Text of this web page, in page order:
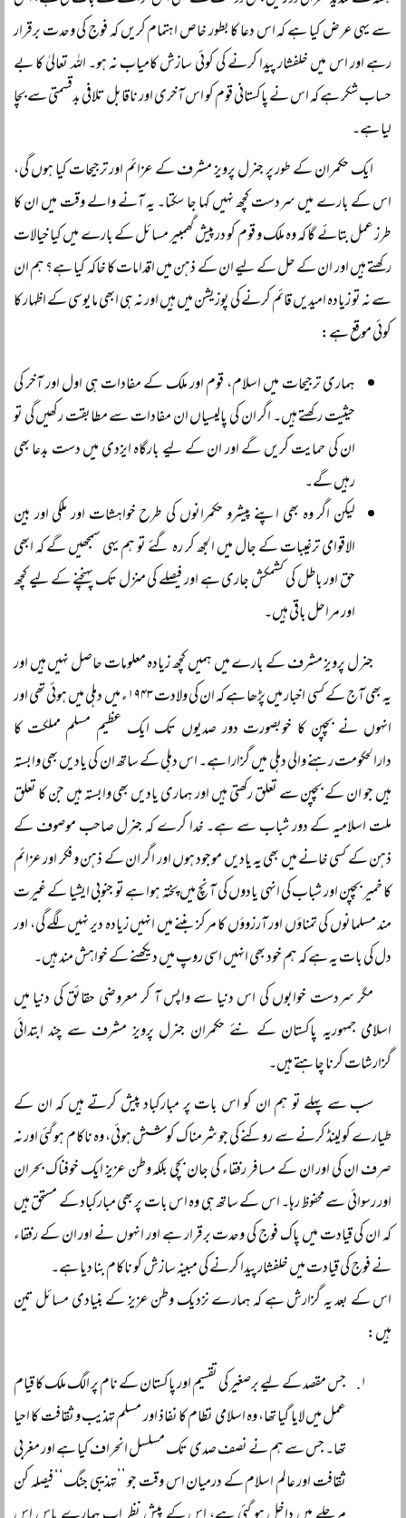
سے یہی عرض کیا ہے کہ اس دعا کا بطور خاص اہتمام کریں کہ فوج کی وحدت برقرار
رہے اور اس میں خلفشار پیدا کرنے کی کوئی سازش کامیاب نہ ہو۔ اللہ تعالیٰ کا بے
حساب شکر ہے کہ اس نے پاکستانی قوم کو اس آخری اور ناقابل تلافی بدقسمتی سے بچا
لیا ہے۔
ایک حکمران کے طور پر جنرل پرویز مشرف کے عزائم اور ترجیحات کیا ہوں گی،
اس کے بارے میں سردست کچھ نہیں کہا جا سکتا۔ یہ آنے والے وقت میں ان کا
طرز عمل بتائے گا کہ وہ ملک و قوم کو درپیش گھمبیر مسائل کے بارے میں کیا خیالات
رکھتے ہیں اور ان کے حل کے لیے ان کے ذہن میں اقدامات کا خاکہ کیا ہے؟ ہم ان
سے نہ تو زیادہ امیدیں قائم کرنے کی پوزیشن میں ہیں اور نہ ہی ابھی مایوسی کے اظہار کا
کوئی موقع ہے:
ہماری ترجیحات میں اسلام، قوم اور ملک کے مفادات ہی اول اور آخر کی
حیثیت رکھتے ہیں۔ اگر ان کی پالیسیاں ان مفادات سے مطابقت رکھیں گی تو
ان کی حمایت کریں گے اور ان کے لیے بارگاہ ایزدی میں دست بدعا بھی
رہیں گے۔
لیکن اگر وہ بھی اپنے پیشرو حکمرانوں کی طرح خواہشات اور ملکی اور بین
الاقوامی ترغیبات کے جال میں الجھ کر رہ گئے تو ہم یہی سمجھیں گے کہ ابھی
حق اور باطل کی کشمکش جاری ہے اور فیصلے کی منزل تک پہنچنے کے لیے کچھ
اور مراحل باقی ہیں۔
جنرل پرویز مشرف کے بارے میں ہمیں کچھ زیادہ معلومات حاصل نہیں ہیں اور
یہ بھی آج کے کسی اخبار میں پڑھا ہے کہ ان کی ولادت ۱۹۴۳ء میں دہلی میں ہوئی تھی اور
انہوں نے بچپن کا خوبصورت دور صدیوں تک ایک عظیم مسلم مملکت کا
دارالحکومت رہنے والی دہلی میں گزارا ہے۔ اس دہلی کے ساتھ ان کی یادیں بھی وابستہ
ہیں جو ان کے بچپن سے تعلق رکھتی ہیں اور ہماری یادیں بھی وابستہ ہیں جن کا تعلق
ملت اسلامیہ کے دور شباب سے ہے۔ خدا کرے کہ جنرل صاحب موصوف کے
ذہن کے کسی خانے میں بھی یہ یادیں موجود ہوں اور اگر ان کے ذہن و فکر اور عزائم
کا خمیر بچپن اور شباب کی انہی یادوں کی آنچ میں پختہ ہوا ہے تو جنوبی ایشیا کے غیرت
مند مسلمانوں کی تمناؤں اور آرزوؤں کا مرکز بننے میں انہیں زیادہ دیر نہیں لگے گی، اور
دل کی بات یہ ہے کہ ہم خود بھی انہیں اسی روپ میں دیکھنے کے خواہش مند ہیں۔
مگر سردست خوابوں کی اس دنیا سے واپس آ کر معروضی حقائق کی دنیا میں
اسلامی جمہوریہ پاکستان کے نئے حکمران جنرل پرویز مشرف سے چند ابتدائی
گزارشات کرنا چاہتے ہیں۔
سب سے پہلے تو ہم ان کو اس بات پر مبارکباد پیش کرتے ہیں کہ ان کے
طیارے کو لینڈ کرنے سے روکنے کی جو شرمناک کوشش ہوئی، وہ ناکام ہو گئی اور نہ
صرف ان کی اور ان کے مسافر رفقاء کی جان بچی بلکہ وطن عزیز ایک خوفناک بحران
اور رسوائی سے محفوظ رہا۔ اس کے ساتھ ہی وہ اس بات پر بھی مبارکباد کے مستحق ہیں
کہ ان کی قیادت میں پاک فوج کی وحدت برقرار ہے اور انہوں نے اور ان کے رفقاء
نے فوج کی قیادت میں خلفشار پیدا کرنے کی مبینہ سازش کو ناکام بنا دیا ہے۔
اس کے بعد یہ گزارش ہے کہ ہمارے نزدیک وطن عزیز کے بنیادی مسائل تین
ہیں:
جس مقصد کے لیے برصغیر کی تقسیم اور پاکستان کے نام پر الگ ملک کا قیام
عمل میں لایا گیا تھا، وہ اسلامی نظام کا نفاذ اور مسلم تہذیب و ثقافت کا احیا
تھا۔ جس سے ہم نے نصف صدی تک مسلسل انحراف کیا ہے اور مغربی
ثقافت اور عالم اسلام کے درمیان اس وقت جو ’’تہذیبی جنگ‘‘ فیصلہ کن